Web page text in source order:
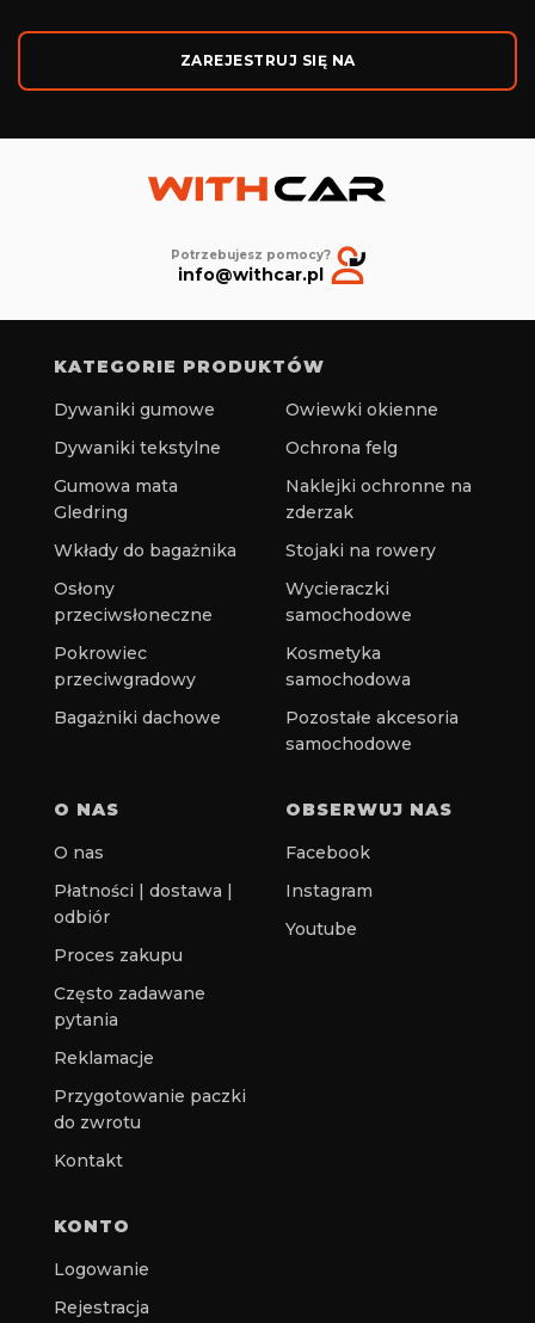
ZAREJESTRUJ SIĘ NA
Potrzebujesz pomocy?
info@withcar.pl
KATEGORIE PRODUKTÓW
Dywaniki gumowe
Dywaniki tekstylne
Gumowa mata
Gledring
Wkłady do bagażnika
Osłony
przeciwsłoneczne
Pokrowiec
przeciwgradowy
Bagażniki dachowe
Owiewki okienne
Ochrona felg
Naklejki ochronne na
zderzak
Stojaki na rowery
Wycieraczki
samochodowe
Kosmetyka
samochodowa
Pozostałe akcesoria
samochodowe
O NAS
O nas
Płatności | dostawa |
odbiór
Proces zakupu
Często zadawane
pytania
Reklamacje
Przygotowanie paczki
do zwrotu
Kontakt
OBSERWUJ NAS
Facebook
Instagram
Youtube
KONTO
Logowanie
Rejestracja